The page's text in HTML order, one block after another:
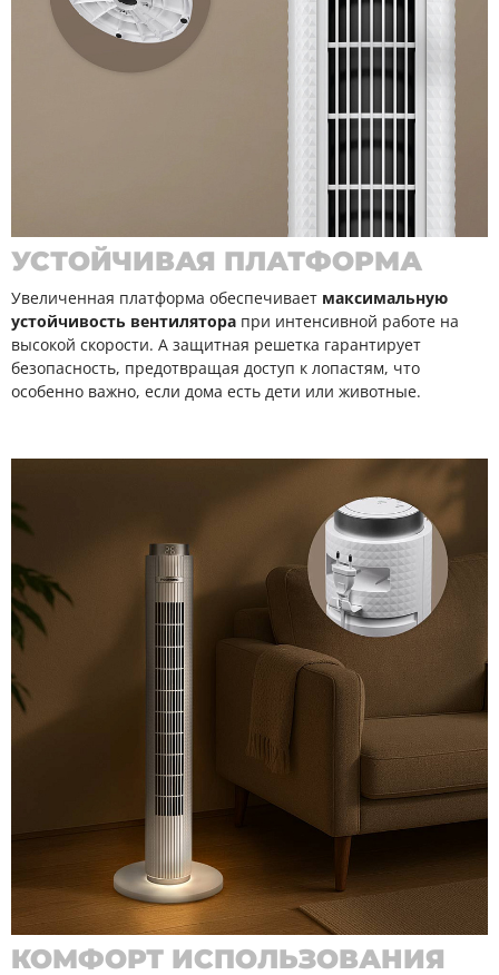
УСТОЙЧИВАЯ ПЛАТФОРМА
Увеличенная платформа обеспечивает максимальную
устойчивость вентилятора при интенсивной работе на
высокой скорости. А защитная решетка гарантирует
безопасность, предотвращая доступ к лопастям, что
особенно важно, если дома есть дети или животные.
КОМФОРТ ИСПОЛЬЗОВАНИЯ